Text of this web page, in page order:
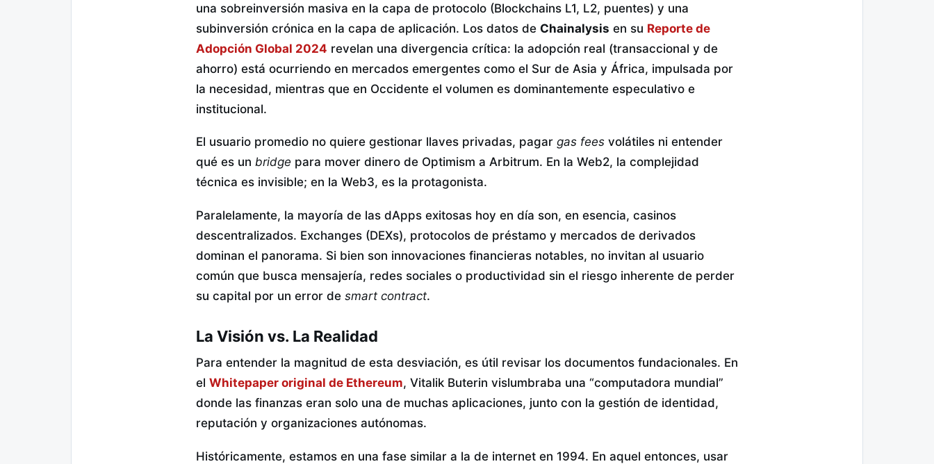
una sobreinversión masiva en la capa de protocolo (Blockchains L1, L2, puentes) y una
subinversión crónica en la capa de aplicación. Los datos de Chainalysis en su Reporte de
Adopción Global 2024 revelan una divergencia crítica: la adopción real (transaccional y de
ahorro) está ocurriendo en mercados emergentes como el Sur de Asia y África, impulsada por
la necesidad, mientras que en Occidente el volumen es dominantemente especulativo e
institucional.
El usuario promedio no quiere gestionar llaves privadas, pagar gas fees volátiles ni entender
qué es un bridge para mover dinero de Optimism a Arbitrum. En la Web2, la complejidad
técnica es invisible; en la Web3, es la protagonista.
Paralelamente, la mayoría de las dApps exitosas hoy en día son, en esencia, casinos
descentralizados. Exchanges (DEXs), protocolos de préstamo y mercados de derivados
dominan el panorama. Si bien son innovaciones financieras notables, no invitan al usuario
común que busca mensajería, redes sociales o productividad sin el riesgo inherente de perder
su capital por un error de smart contract.
La Visión vs. La Realidad
Para entender la magnitud de esta desviación, es útil revisar los documentos fundacionales. En
el Whitepaper original de Ethereum, Vitalik Buterin vislumbraba una “computadora mundial”
donde las finanzas eran solo una de muchas aplicaciones, junto con la gestión de identidad,
reputación y organizaciones autónomas.
Históricamente, estamos en una fase similar a la de internet en 1994. En aquel entonces, usar